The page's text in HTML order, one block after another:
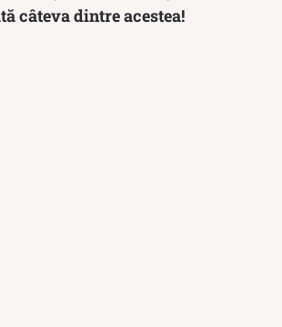
câteva dintre acestea!